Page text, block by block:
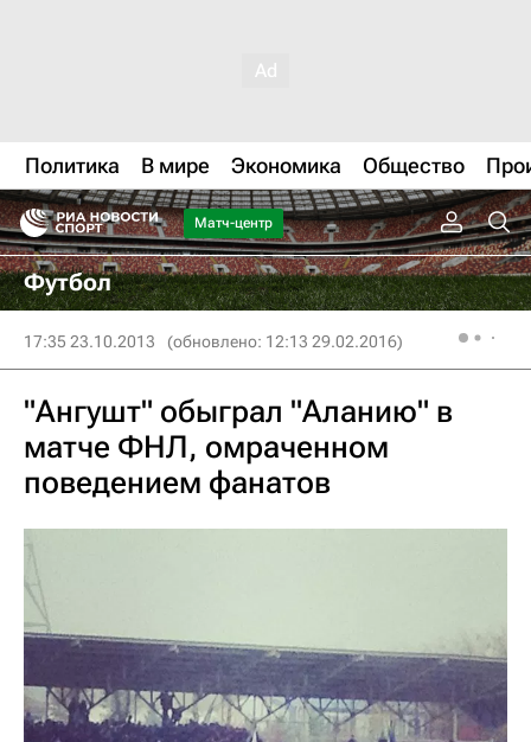
Политика В мире Экономика Общество
Матч-центр
Футбол
17:35 23.10.2013 (обновлено: 12:13 29.02.2016)
"Ангушт" обыграл "Аланию" в
матче ФНЛ, омраченном
поведением фанатов